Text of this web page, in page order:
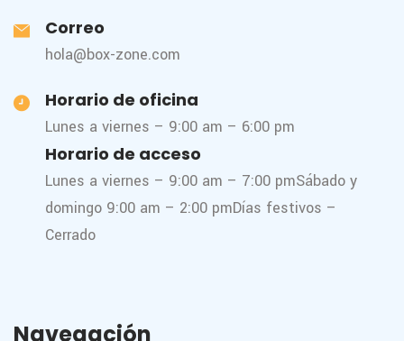
Correo
hola@box-zone.com
Horario de oficina
Lunes a viernes – 9:00 am – 6:00 pm
Horario de acceso
Lunes a viernes – 9:00 am – 7:00 pmSábado y
domingo 9:00 am – 2:00 pmDías festivos –
Cerrado
Navegación